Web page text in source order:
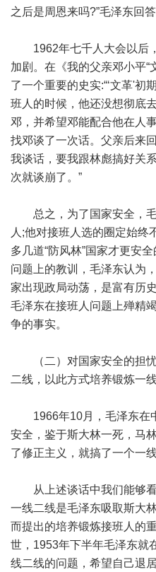
之后是周恩来吗?”毛泽东回
1962年七千人大会以后
加剧。在《我的父亲邓小平“
了一个重要的史实:“‘文革'初
班人的时候，他还没想彻底
邓，并希望邓能配合他在人
找邓谈了一次话。父亲后来
我谈话，要我跟林彪搞好关
次就谈崩了。”
总之，为了国家安全，毛
人;他对接班人选的圈定始终
多几道“防风林”国家才更安
问题上的教训，毛泽东认为
家出现政局动荡，是富有历
毛泽东在接班人问题上殚精
争的事实。
（二）对国家安全的担忧
二线，以此方式培养锻炼一
1966年10月，毛泽东在中
安全，鉴于斯大林一死，马
了修正主义，就搞了一个一
从上述谈话中我们能够看
一线二线是毛泽东吸取斯大
而提出的培养锻炼接班人的
世，1953年下半年毛泽东就
线二线的问题，希望自己退